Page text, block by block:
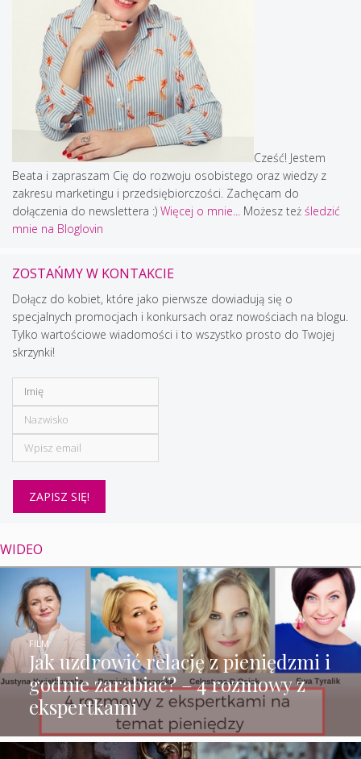
Cześć! Jestem
Beata i zapraszam Cię do rozwoju osobistego oraz wiedzy z
zakresu marketingu i przedsiębiorczości. Zachęcam do
dołączenia do newslettera :) Więcej o mnie... Możesz też śledzić
mnie na Bloglovin
ZOSTAŃMY W KONTAKCIE
Dołącz do kobiet, które jako pierwsze dowiadują się o
specjalnych promocjach i konkursach oraz nowościach na blogu.
Tylko wartościowe wiadomości i to wszystko prosto do Twojej
skrzynki!
WIDEO
Jak uzdrowić relację z pieniędzmi i
godnie zarabiać? – 4 rozmowy z
ekspertkami
FILM